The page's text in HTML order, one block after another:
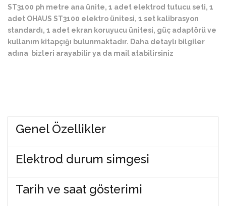
ST3100 ph metre ana ünite, 1 adet elektrod tutucu seti, 1
adet OHAUS ST3100 elektro ünitesi, 1 set kalibrasyon
standardı, 1 adet ekran koruyucu ünitesi, güç adaptörü ve
kullanım kitapçığı bulunmaktadır. Daha detaylı bilgiler
adına bizleri arayabilir ya da mail atabilirsiniz
Genel Özellikler
Elektrod durum simgesi
Tarih ve saat gösterimi